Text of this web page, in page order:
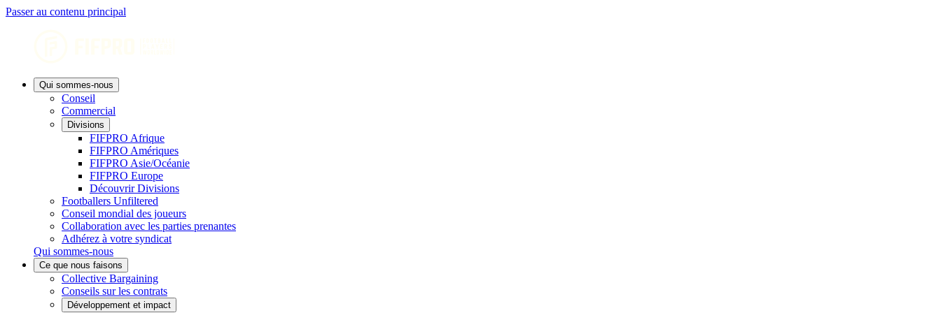
Passer au contenu principal
Qui sommes-nous
Conseil
Commercial
Divisions
FIFPRO Afrique
FIFPRO Amériques
FIFPRO Asie/Océanie
FIFPRO Europe
Découvrir Divisions
Footballers Unfiltered
Conseil mondial des joueurs
Collaboration avec les parties prenantes
Adhérez à votre syndicat
Qui sommes-nous
Ce que nous faisons
Collective Bargaining
Conseils sur les contrats
Développement et impact